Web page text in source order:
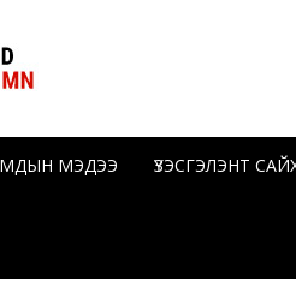
МЭДЭЭ ҮЗЭСГЭЛЭНТ